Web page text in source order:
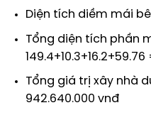
Diện tích diềm mái
Tổng diện tích phần
Tổng giá trị xây nhà
942.640.000 vnđ